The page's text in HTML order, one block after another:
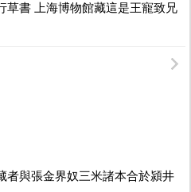
草書 上海博物館藏這是王寵致兄
者與張金界奴三米諸本合於潁井